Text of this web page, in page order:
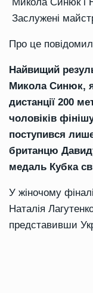
Заслужені
Про це
Найвищий
Микола Синюк,
дистанції 200
чоловіків
поступився
британцю
медаль Кубка
У жіночому
Наталія
представивши